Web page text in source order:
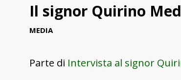
Il signor Quirino
MEDIA
Parte di Intervista al signor